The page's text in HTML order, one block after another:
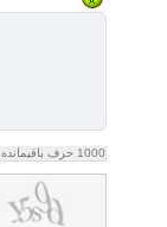
1000 حرف باقیمانده